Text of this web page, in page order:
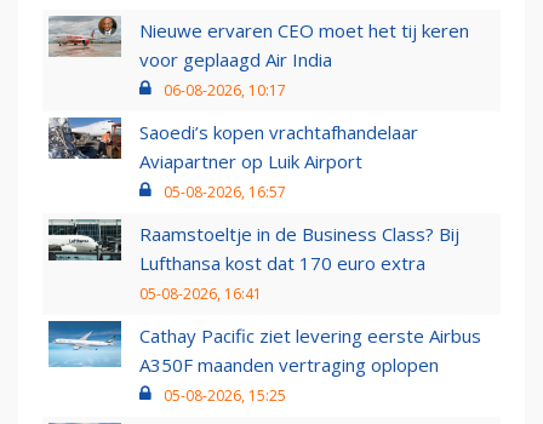
Nieuwe ervaren CEO moet het tij keren
voor geplaagd Air India
06-08-2026, 10:17
Saoedi’s kopen vrachtafhandelaar
Aviapartner op Luik Airport
05-08-2026, 16:57
Raamstoeltje in de Business Class? Bij
Lufthansa kost dat 170 euro extra
05-08-2026, 16:41
Cathay Pacific ziet levering eerste Airbus
A350F maanden vertraging oplopen
05-08-2026, 15:25